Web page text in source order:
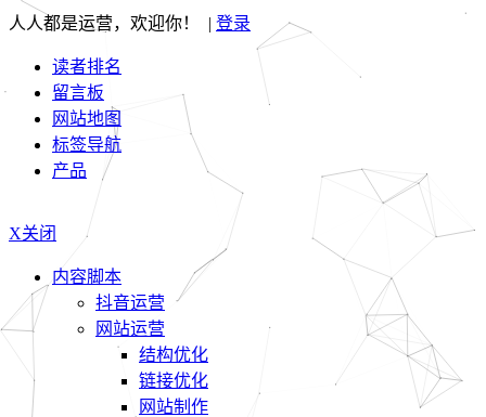
人人都是运营，欢迎你！ | 登录
读者排名
留言板
网站地图
标签导航
产品
X关闭
内容脚本
抖音运营
网站运营
结构优化
链接优化
网站制作